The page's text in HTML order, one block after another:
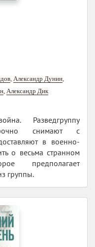
Александр Дунин
Александр Дик
Разведгруппу
снимают с
в военно-
о весьма странном
предполагает
группы.